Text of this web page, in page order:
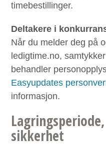
timebestillinger.
Deltakere i
Når du melder deg på
ledigtime.no,
behandler
Easyupdates
informasjon.
sikkerhet